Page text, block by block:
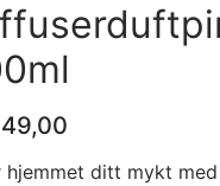
hjemmet ditt mykt